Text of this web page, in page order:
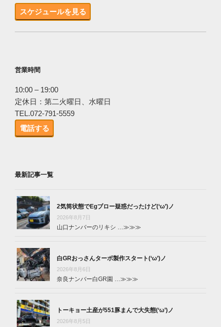
スケジュールを見る
営業時間
10:00 – 19:00
定休日：第二火曜日、水曜日
TEL.072-791-5559
電話する
最新記事一覧
2気筒状態でEgブロー疑惑だったけど(‘ω’)ノ
2026年8月7日
山口ナンバーのリキシ …≫≫≫
白GRおっさんターボ製作スタート(‘ω’)ノ
2026年8月6日
奈良ナンバー白GR園 …≫≫≫
トーキョー土産が551豚まんで大失態(‘ω’)ノ
2026年8月5日